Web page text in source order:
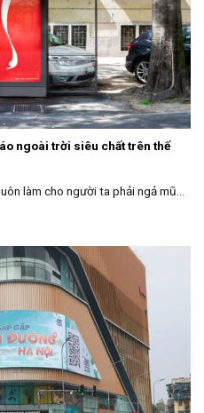
ngoài trời siêu chất trên thế
làm cho người ta phải ngả mũ...